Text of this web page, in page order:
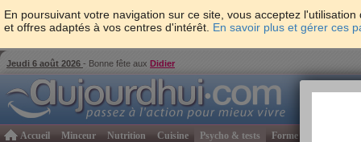
En poursuivant votre navigation sur ce site, vous acceptez
et offres adaptés à vos centres d'intérêt. En savoir plus et gérer ces
Jeudi 6 août 2026 - Bonne fête aux Didier
Accueil Minceur Nutrition Cuisine Psycho & tests Forme & santé